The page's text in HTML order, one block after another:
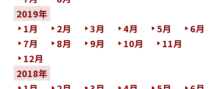
2019年
1月
2月 3月 4月 5月
6月
7月
8月 9月 10月
11月
12月
2018年